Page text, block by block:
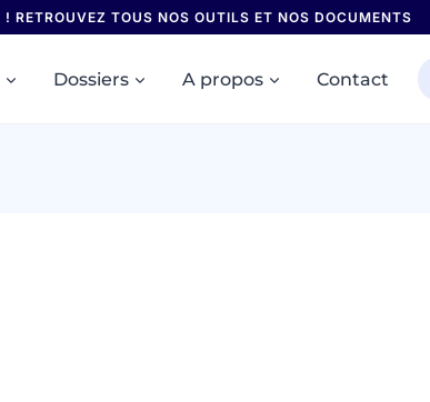
RETROUVEZ TOUS NOS OUTILS ET NOS DOCUMENTS
Dossiers A propos Contact